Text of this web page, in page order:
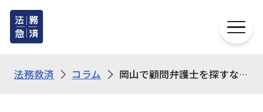
法務救済 コラム 岡山で顧問弁護士を探すならおすすめの弁護士・法律事務所10選！口コミや費用を紹介！